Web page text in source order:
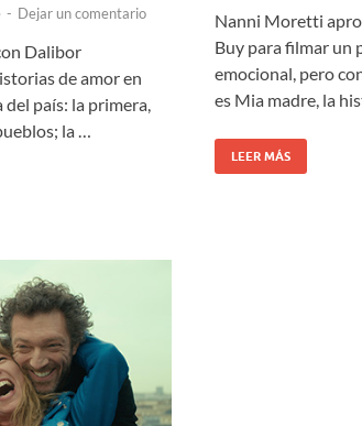
- Dejar un comentario
Dalibor
de amor en
país: la primera,
la …
Nanni Moretti
Buy para filmar un
emocional, pero
es Mia madre, la
LEER MÁS